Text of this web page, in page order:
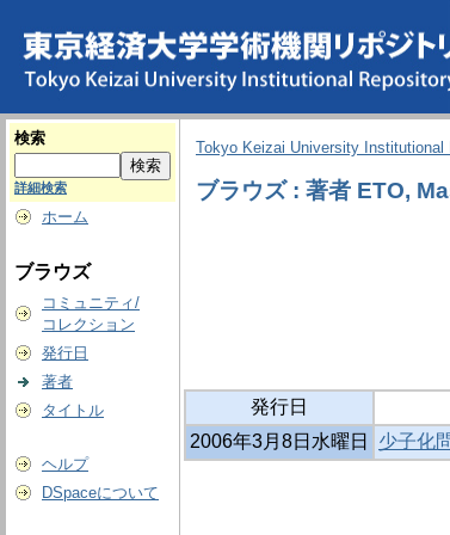
検索
詳細検索
ホーム
ブラウズ
コミュニティ/
コレクション
発行日
著者
タイトル
ヘルプ
DSpaceについて
Tokyo Keizai University Institutional
ブラウズ : 著者 ETO,
発行日
2006年3月8日水曜日
少子化